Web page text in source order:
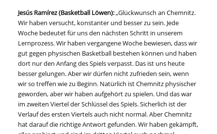
Jesús Ramírez (Basketball Löwen):„Glückwunsch an Chemnitz.
Wir haben versucht, konstanter und besser zu sein. Jede
Woche bedeutet für uns den nächsten Schritt in unserem
Lernprozess. Wir haben vergangene Woche bewiesen, dass wir
gut gegen physischen Basketball bestehen können und haben
dort nur den Anfang des Spiels verpasst. Das ist uns heute
besser gelungen. Aber wir dürfen nicht zufrieden sein, wenn
wir so treffen wie zu Beginn. Natürlich ist Chemnitz physischer
geworden, aber wir haben aufgehört zu spielen. Und das war
im zweiten Viertel der Schlüssel des Spiels. Sicherlich ist der
Verlauf des ersten Viertels auch nicht normal. Aber Chemnitz
hat darauf die richtige Antwort gefunden. Wir haben gekämpft,